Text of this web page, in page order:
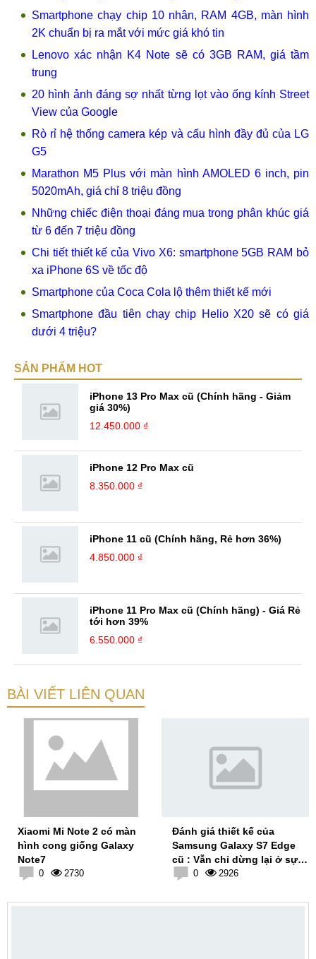
Smartphone chạy chip 10 nhân, RAM 4GB, màn hình
2K chuẩn bị ra mắt với mức giá khó tin
Lenovo xác nhận K4 Note sẽ có 3GB RAM, giá tầm
trung
20 hình ảnh đáng sợ nhất từng lọt vào ống kính Street
View của Google
Rò rỉ hệ thống camera kép và cấu hình đầy đủ của LG
G5
Marathon M5 Plus với màn hình AMOLED 6 inch, pin
5020mAh, giá chỉ 8 triệu đồng
Những chiếc điện thoại đáng mua trong phân khúc giá
từ 6 đến 7 triệu đồng
Chi tiết thiết kế của Vivo X6: smartphone 5GB RAM bỏ
xa iPhone 6S về tốc độ
Smartphone của Coca Cola lộ thêm thiết kế mới
Smartphone đầu tiên chạy chip Helio X20 sẽ có giá
dưới 4 triệu?
SẢN PHẨM HOT
iPhone 13 Pro Max cũ (Chính hãng - Giảm
giá 30%)
12.450.000 ₫
iPhone 12 Pro Max cũ
8.350.000 ₫
iPhone 11 cũ (Chính hãng, Rẻ hơn 36%)
4.850.000 ₫
iPhone 11 Pro Max cũ (Chính hãng) - Giá Rẻ
tới hơn 39%
6.550.000 ₫
BÀI VIẾT LIÊN QUAN
Xiaomi Mi Note 2 có màn
hình cong giống Galaxy
Note7
0 2730
Đánh giá thiết kế của
Samsung Galaxy S7 Edge
cũ : Vẫn chỉ dừng lại ở sự
an toàn
0 2926